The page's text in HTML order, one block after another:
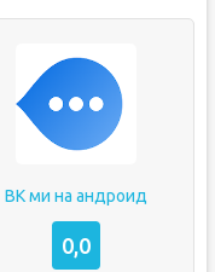
ВК ми на андроид
0,0